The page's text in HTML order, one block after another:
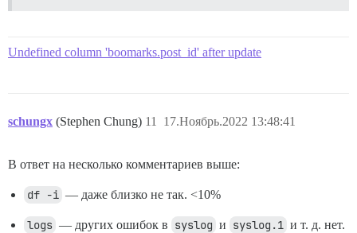
Undefined column 'boomarks.post_id' after update
schungx (Stephen Chung) 17.Ноябрь.2022 13:48:41
11
В ответ на несколько комментариев выше:
df -i — даже близко не так. <10%
logs — других ошибок в syslog и syslog.1 и т. д. нет.